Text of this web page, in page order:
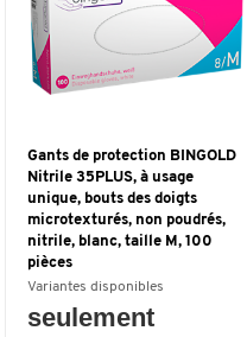
Gants de protection BINGOLD
Nitrile 35PLUS, à usage
unique, bouts des doigts
microtexturés, non poudrés,
nitrile, blanc, taille M, 100
pièces
Variantes disponibles
seulement